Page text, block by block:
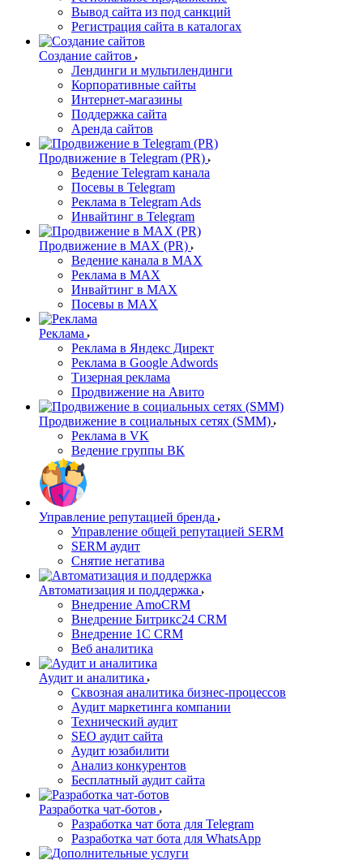
Вывод сайта из под санкций
Регистрация сайта в каталогах
Создание сайтов
Лендинги и мультилендинги
Корпоративные сайты
Интернет-магазины
Поддержка сайта
Аренда сайтов
Продвижение в Telegram (PR)
Ведение Telegram канала
Посевы в Telegram
Реклама в Telegram Ads
Инвайтинг в Telegram
Продвижение в MAX (PR)
Ведение канала в MAX
Реклама в MAX
Инвайтинг в MAX
Посевы в MAX
Реклама
Реклама в Яндекс Директ
Реклама в Google Adwords
Тизерная реклама
Продвижение на Авито
Продвижение в социальных сетях (SMM)
Реклама в VK
Ведение группы ВК
Управление репутацией бренда
Управление общей репутацией SERM
SERM аудит
Снятие негатива
Автоматизация и поддержка
Внедрение AmoCRM
Внедрение Битрикс24 CRM
Внедрение 1C CRM
Веб аналитика
Аудит и аналитика
Сквозная аналитика бизнес-процессов
Аудит маркетинга компании
Технический аудит
SEO аудит сайта
Аудит юзабилити
Анализ конкурентов
Бесплатный аудит сайта
Разработка чат-ботов
Разработка чат бота для Telegram
Разработка чат бота для WhatsApp